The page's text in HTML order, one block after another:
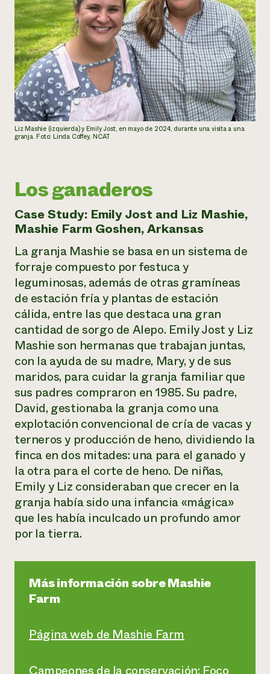
Liz Mashie (izquierda) y Emily Jost, en mayo de 2024, durante una visita a una
granja. Foto: Linda Coffey, NCAT
Los ganaderos
Case Study: Emily Jost and Liz Mashie,
Mashie Farm Goshen, Arkansas
La granja Mashie se basa en un sistema de
forraje compuesto por festuca y
leguminosas, además de otras gramíneas
de estación fría y plantas de estación
cálida, entre las que destaca una gran
cantidad de sorgo de Alepo. Emily Jost y Liz
Mashie son hermanas que trabajan juntas,
con la ayuda de su madre, Mary, y de sus
maridos, para cuidar la granja familiar que
sus padres compraron en 1985. Su padre,
David, gestionaba la granja como una
explotación convencional de cría de vacas y
terneros y producción de heno, dividiendo la
finca en dos mitades: una para el ganado y
la otra para el corte de heno. De niñas,
Emily y Liz consideraban que crecer en la
granja había sido una infancia «mágica»
que les había inculcado un profundo amor
por la tierra.
Más información sobre Mashie
Farm
Página web de Mashie Farm
Campeones de la conservación: Foco